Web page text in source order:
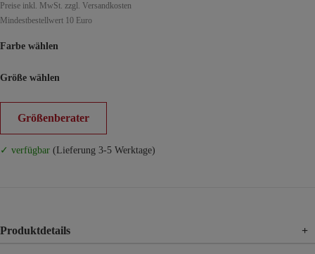
Preise inkl. MwSt. zzgl. Versandkosten
Mindestbestellwert 10 Euro
Farbe wählen
Größe wählen
Größenberater
✓ verfügbar (Lieferung 3-5 Werktage)
Produktdetails +